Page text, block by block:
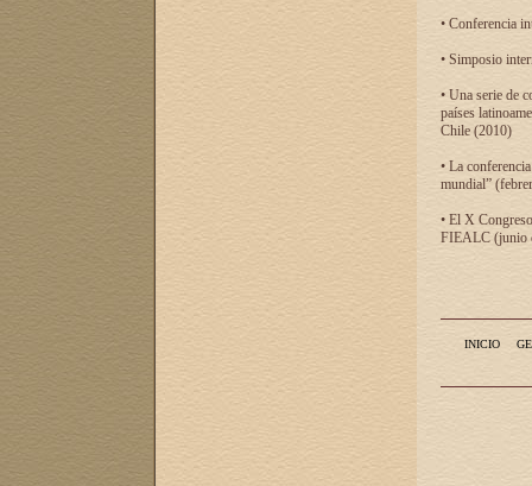
• Conferencia
• Simposio
• Una serie de
países
Chile (2010)
• La
mundial”
• El X
FIEALC (junio
INICIO